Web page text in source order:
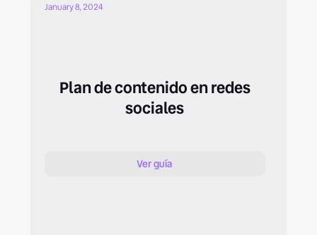
January 8, 2024
Plan de contenido en redes
sociales
Ver guía